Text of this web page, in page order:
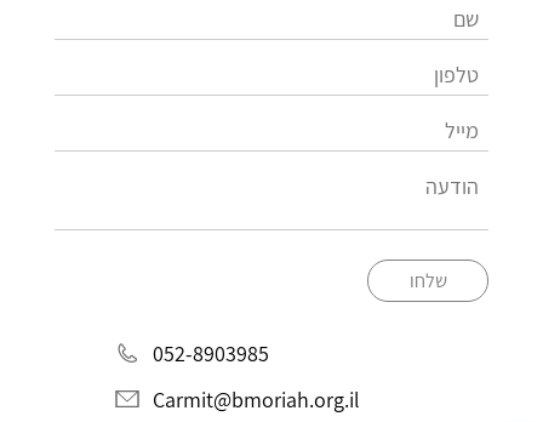
שלחו
052-8903985
Carmit@bmoriah.org.il